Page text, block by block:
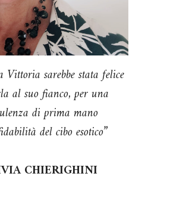
Vittoria sarebbe stata felice
al suo fianco, per una
di prima mano
del cibo esotico”
CHIERIGHINI